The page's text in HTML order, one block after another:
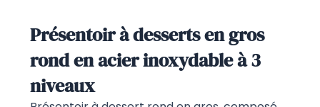
Présentoir à desserts en gros
rond en acier inoxydable à 3
niveaux